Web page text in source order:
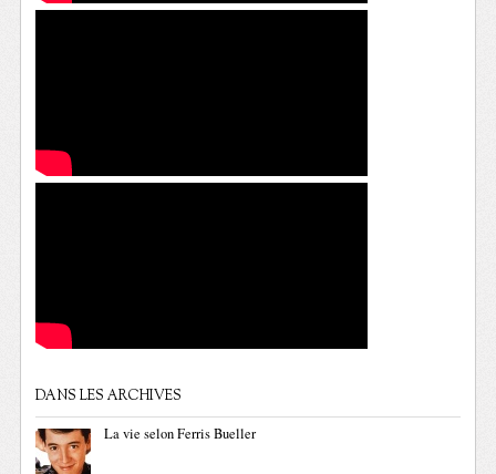
DANS LES ARCHIVES
La vie selon Ferris Bueller